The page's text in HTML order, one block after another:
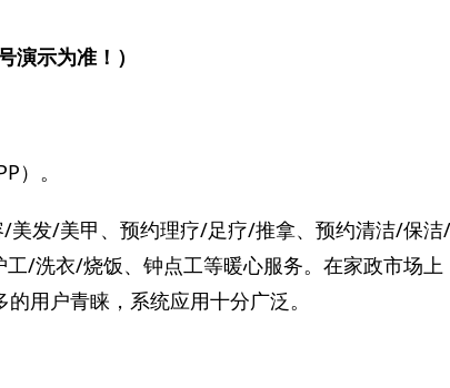
演示为准！）
）。
美发/美甲、预约理疗/足疗/推拿、预约清洁/保洁
/洗衣/烧饭、钟点工等暖心服务。在家政市场上
用户青睐，系统应用十分广泛。